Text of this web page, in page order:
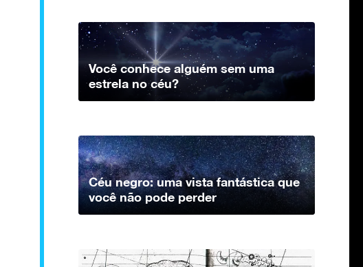
Você conhece alguém sem uma
estrela no céu?
Céu negro: uma vista fantástica que
você não pode perder